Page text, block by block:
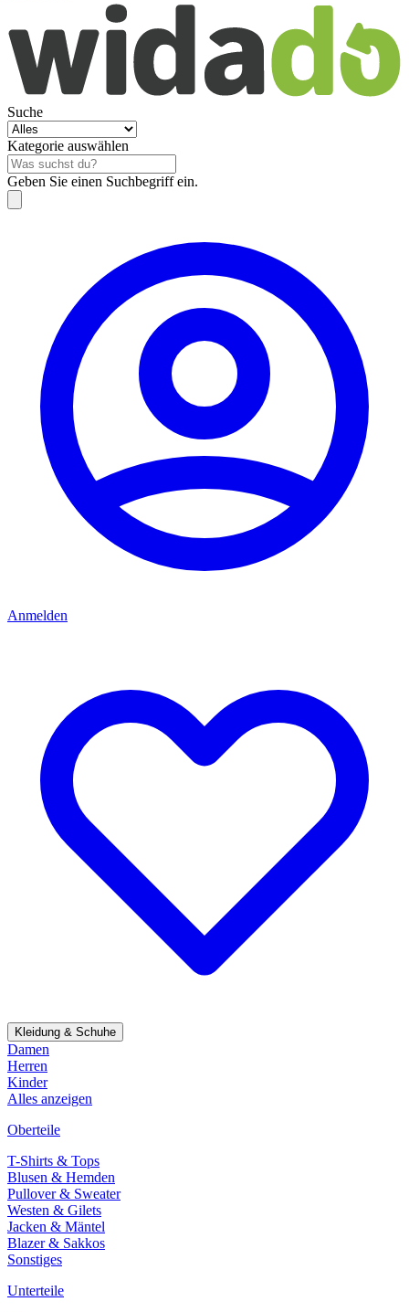
Suche
Kategorie auswählen
Geben Sie einen Suchbegriff ein.
Anmelden
Kleidung & Schuhe
Damen
Herren
Kinder
Alles anzeigen
Oberteile
T-Shirts & Tops
Blusen & Hemden
Pullover & Sweater
Westen & Gilets
Jacken & Mäntel
Blazer & Sakkos
Sonstiges
Unterteile